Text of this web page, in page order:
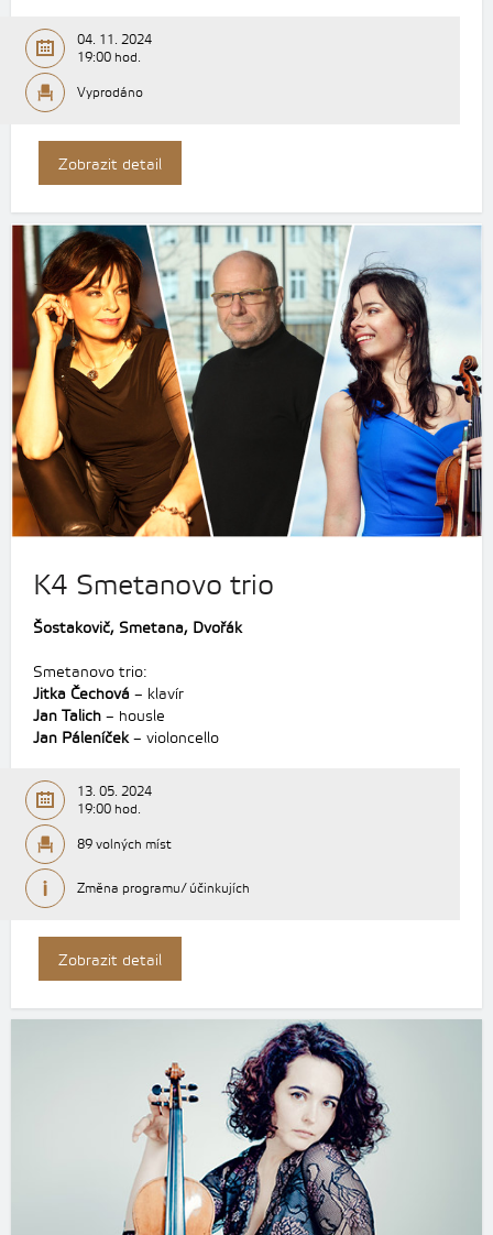
04. 11. 2024
19:00 hod.
Vyprodáno
Zobrazit detail
K4 Smetanovo trio
Šostakovič, Smetana, Dvořák
Smetanovo trio:
Jitka Čechová – klavír
Jan Talich – housle
Jan Páleníček– violoncello
13. 05. 2024
19:00 hod.
89 volných míst
Změna programu/ účinkujích
Zobrazit detail